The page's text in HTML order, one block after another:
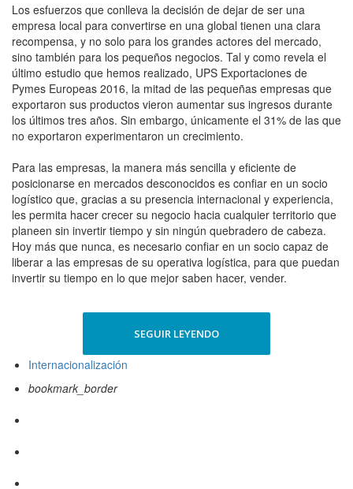
Los esfuerzos que conlleva la decisión de dejar de ser una
empresa local para convertirse en una global tienen una clara
recompensa, y no solo para los grandes actores del mercado,
sino también para los pequeños negocios. Tal y como revela el
último estudio que hemos realizado, UPS Exportaciones de
Pymes Europeas 2016, la mitad de las pequeñas empresas que
exportaron sus productos vieron aumentar sus ingresos durante
los últimos tres años. Sin embargo, únicamente el 31% de las que
no exportaron experimentaron un crecimiento.
Para las empresas, la manera más sencilla y eficiente de
posicionarse en mercados desconocidos es confiar en un socio
logístico que, gracias a su presencia internacional y experiencia,
les permita hacer crecer su negocio hacia cualquier territorio que
planeen sin invertir tiempo y sin ningún quebradero de cabeza.
Hoy más que nunca, es necesario confiar en un socio capaz de
liberar a las empresas de su operativa logística, para que puedan
invertir su tiempo en lo que mejor saben hacer, vender.
SEGUIR LEYENDO
Internacionalización
bookmark_border